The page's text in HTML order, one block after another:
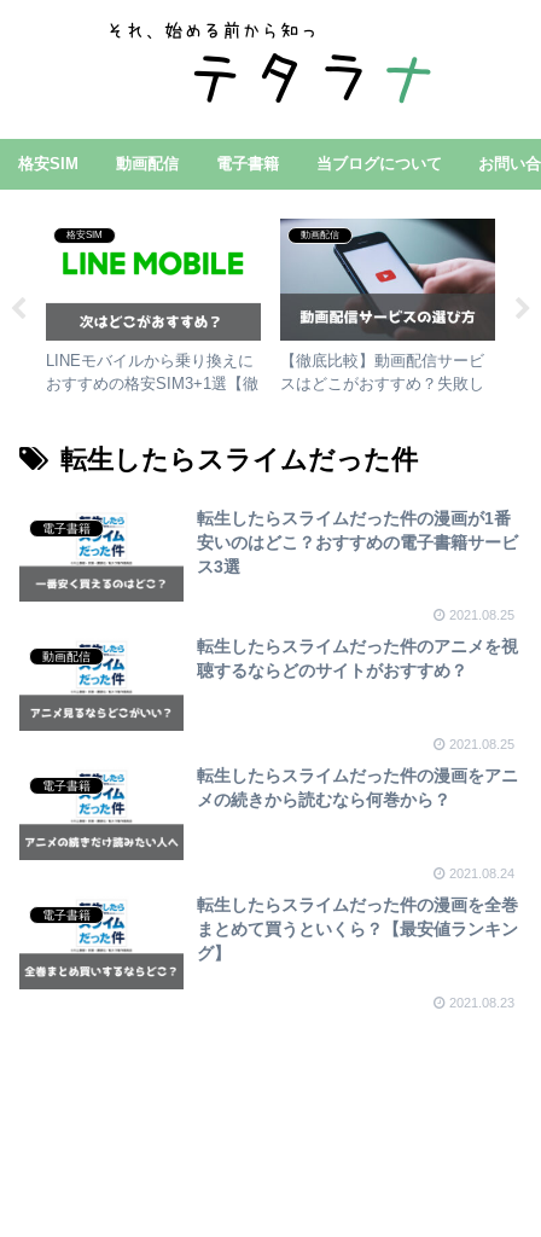
格安SIM 動画配信 電子書籍 当ブログについて お問い
格安SIM
LINEモバイルから乗り換えに
おすすめの格安SIM3+1選【徹
動画配信
【徹底比較】動画配信サービ
スはどこがおすすめ？失敗し
転生したらスライムだった件
電子書籍
転生したらスライムだった件の漫画が1番
安いのはどこ？おすすめの電子書籍サービ
ス3選
2021.08.25
動画配信
転生したらスライムだった件のアニメを視
聴するならどのサイトがおすすめ？
2021.08.25
電子書籍
転生したらスライムだった件の漫画をアニ
メの続きから読むなら何巻から？
2021.08.24
電子書籍
転生したらスライムだった件の漫画を全巻
まとめて買うといくら？【最安値ランキン
グ】
2021.08.23